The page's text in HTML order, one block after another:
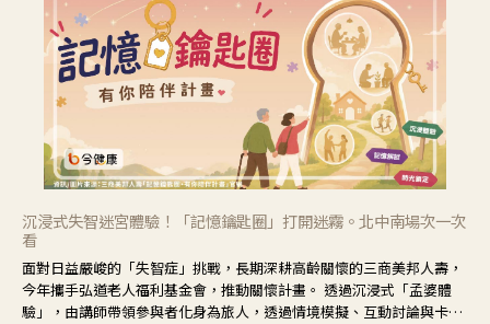
沉浸式失智迷宮體驗！「記憶鑰匙圈」打開迷霧。北中南場次一次
看
面對日益嚴峻的「失智症」挑戰，長期深耕高齡關懷的三商美邦人壽，
今年攜手弘道老人福利基金會，推動關懷計畫。 透過沉浸式「孟婆體
驗」，由講師帶領參與者化身為旅人，透過情境模擬、互動討論與卡牌